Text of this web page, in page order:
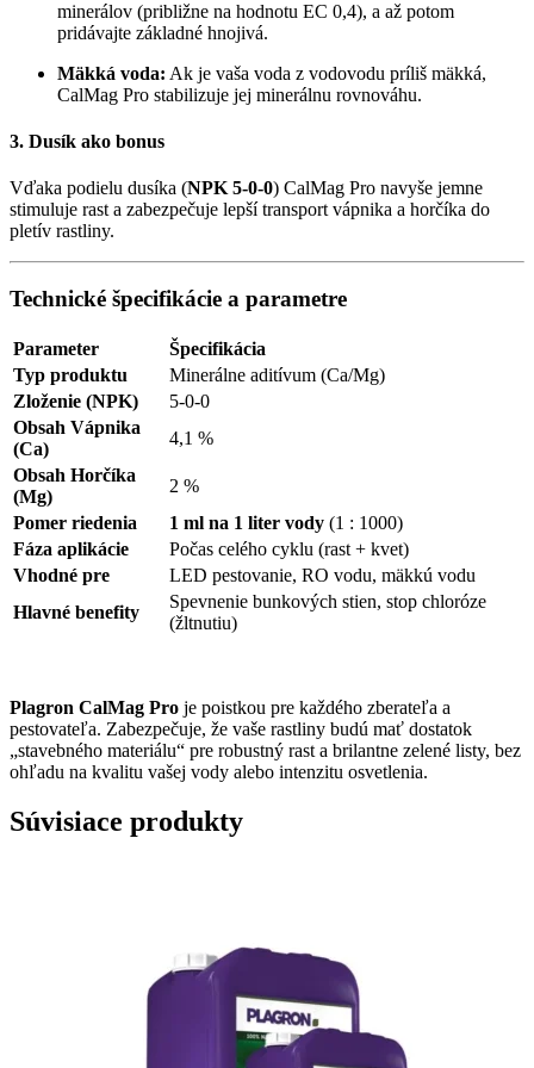
minerálov (približne na hodnotu EC 0,4), a až potom
pridávajte základné hnojivá.
Mäkká voda: Ak je vaša voda z vodovodu príliš mäkká,
CalMag Pro stabilizuje jej minerálnu rovnováhu.
3. Dusík ako bonus
Vďaka podielu dusíka (NPK 5-0-0) CalMag Pro navyše jemne
stimuluje rast a zabezpečuje lepší transport vápnika a horčíka do
pletív rastliny.
Technické špecifikácie a parametre
Parameter
Špecifikácia
Typ produktu
Minerálne aditívum (Ca/Mg)
Zloženie (NPK)
5-0-0
Obsah Vápnika
(Ca)
4,1 %
Obsah Horčíka
(Mg)
2 %
Pomer riedenia
1 ml na 1 liter vody (1 : 1000)
Fáza aplikácie
Počas celého cyklu (rast + kvet)
Vhodné pre
LED pestovanie, RO vodu, mäkkú vodu
Hlavné benefity
Spevnenie bunkových stien, stop chloróze
(žltnutiu)
Plagron CalMag Pro je poistkou pre každého zberateľa a
pestovateľa. Zabezpečuje, že vaše rastliny budú mať dostatok
„stavebného materiálu“ pre robustný rast a brilantne zelené listy, bez
ohľadu na kvalitu vašej vody alebo intenzitu osvetlenia.
Súvisiace produkty